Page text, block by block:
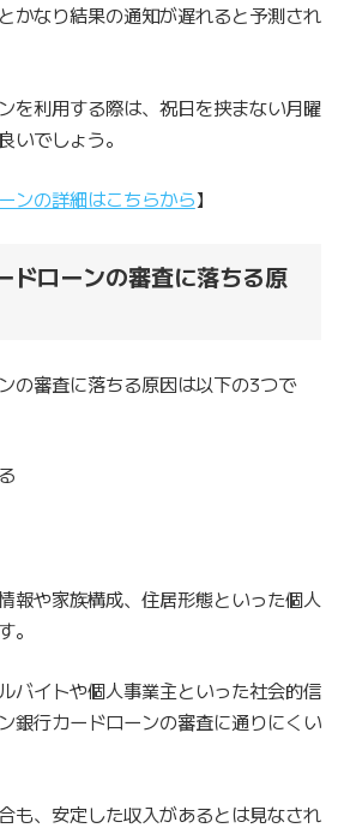
かなり結果の通知が遅れると予測され
を利用する際は、祝日を挟まない月曜
いでしょう。
ンの詳細はこちらから】
ドローンの審査に落ちる原
の審査に落ちる原因は以下の3つで
報や家族構成、住居形態といった個人
。
バイトや個人事業主といった社会的信
銀行カードローンの審査に通りにくい
も、安定した収入があるとは見なされ